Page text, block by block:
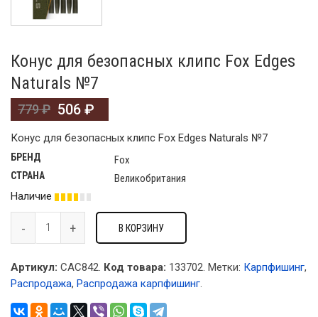
Конус для безопасных клипс Fox Edges
Naturals №7
779₽ 506 ₽
Конус для безопасных клипс Fox Edges Naturals №7
БРЕНД Fox
СТРАНА
Великобритания
Наличие
В КОРЗИНУ
Артикул: CAC842. Код товара: 133702. Метки: Карпфишинг,
Распродажа, Распродажа карпфишинг.